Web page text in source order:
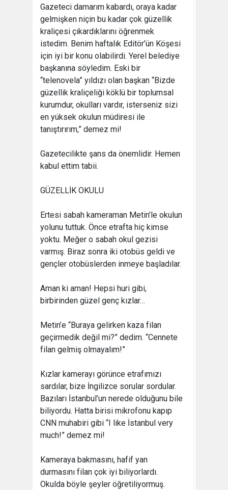
Gazeteci damarım kabardı, oraya kadar
gelmişken niçin bu kadar çok güzellik
kraliçesi çıkardıklarını öğrenmek
istedim. Benim haftalık Editör’ün Köşesi
için iyi bir konu olabilirdi. Yerel belediye
başkanına söyledim. Eski bir
“telenovela” yıldızı olan başkan “Bizde
güzellik kraliçeliği köklü bir toplumsal
kurumdur, okulları vardır, isterseniz sizi
en yüksek okulun müdiresi ile
tanıştırırım,” demez mi!
Gazetecilikte şans da önemlidir. Hemen
kabul ettim tabii.
GÜZELLİK OKULU
Ertesi sabah kameraman Metin’le okulun
yolunu tuttuk. Önce etrafta hiç kimse
yoktu. Meğer o sabah okul gezisi
varmış. Biraz sonra iki otobüs geldi ve
gençler otobüslerden inmeye başladılar.
Aman ki aman! Hepsi huri gibi,
birbirinden güzel genç kızlar…
Metin’e “Buraya gelirken kaza filan
geçirmedik değil mi?” dedim. “Cennete
filan gelmiş olmayalım!”
Kızlar kamerayı görünce etrafımızı
sardılar, bize İngilizce sorular sordular.
Bazıları İstanbul’un nerede olduğunu bile
biliyordu. Hatta birisi mikrofonu kapıp
CNN muhabiri gibi “I like İstanbul very
much!” demez mi!
Kameraya bakmasını, hafif yan
durmasını filan çok iyi biliyorlardı.
Okulda böyle şeyler öğretiliyormuş.